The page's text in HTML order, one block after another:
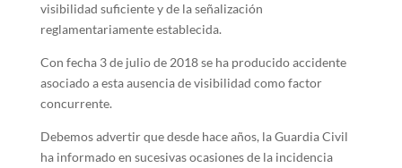
visibilidad suficiente y de la señalización
reglamentariamente establecida.
Con fecha 3 de julio de 2018 se ha producido accidente
asociado a esta ausencia de visibilidad como factor
concurrente.
Debemos advertir que desde hace años, la Guardia Civil
ha informado en sucesivas ocasiones de la incidencia